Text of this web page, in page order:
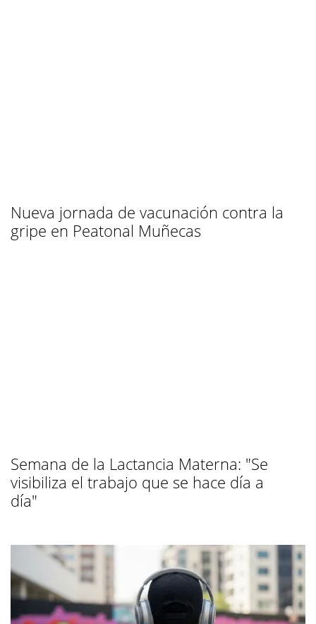
Nueva jornada de vacunación contra la
gripe en Peatonal Muñecas
Semana de la Lactancia Materna: "Se
visibiliza el trabajo que se hace día a
día"